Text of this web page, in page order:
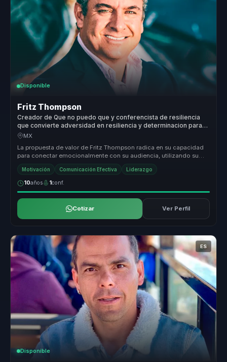
Disponible
Fritz Thompson
Creador de Que no puedo que y conferencista de resiliencia
que convierte adversidad en resiliencia y determinacion para
equipos y lideres.
MX
La propuesta de valor de Fritz Thompson radica en su capacidad
para conectar emocionalmente con su audiencia, utilizando su
propia histor...
Motivación Comunicación Efectiva Liderazgo
10años 1conf.
Cotizar Ver Perfil
ES
Disponible